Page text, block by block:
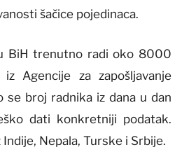
šačice pojedinaca.
BiH trenutno radi oko 8000
Agencije za zapošljavanje
se broj radnika iz dana u dan
dati konkretniji podatak.
Indije, Nepala, Turske i Srbije.